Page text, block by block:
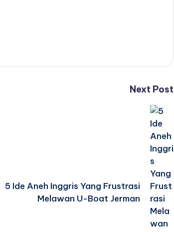
Next Post
5 Ide Aneh Inggris Yang Frustrasi
Melawan U-Boat Jerman